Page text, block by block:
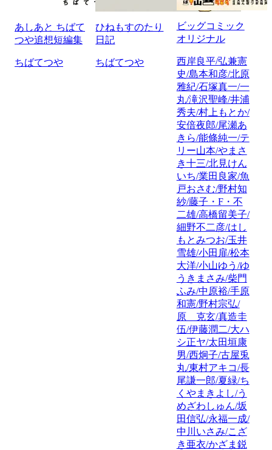
あしあと ちばて
つや追想短編集
ちばてつや
ひねもすのたり
日記
ちばてつや
ビッグコミック
オリジナル
西岸良平/弘兼憲
史/島本和彦/北原
雅紀/石塚真一/一
丸/滝沢聖峰/井浦
秀夫/村上もとか/
安倍夜郎/尾瀬あ
きら/能條純一/テ
リー山本/やまさ
き十三/北見けん
いち/業田良家/魚
戸おさむ/野村知
紗/藤子・F・不
二雄/高橋留美子/
細野不二彦/はし
もとみつお/玉井
雪雄/小田扉/松本
大洋/小山ゆう/ゆ
うきまさみ/柴門
ふみ/中原裕/手原
和憲/野村宗弘/
原 克玄/真造圭
伍/伊藤潤二/大ハ
シ正ヤ/太田垣康
男/西炯子/古屋兎
丸/東村アキコ/長
尾謙一郎/夏緑/ち
くやまきよし/う
めざわしゅん/坂
田信弘/永福一成/
中川いさみ/こざ
き亜衣/かざま鋭